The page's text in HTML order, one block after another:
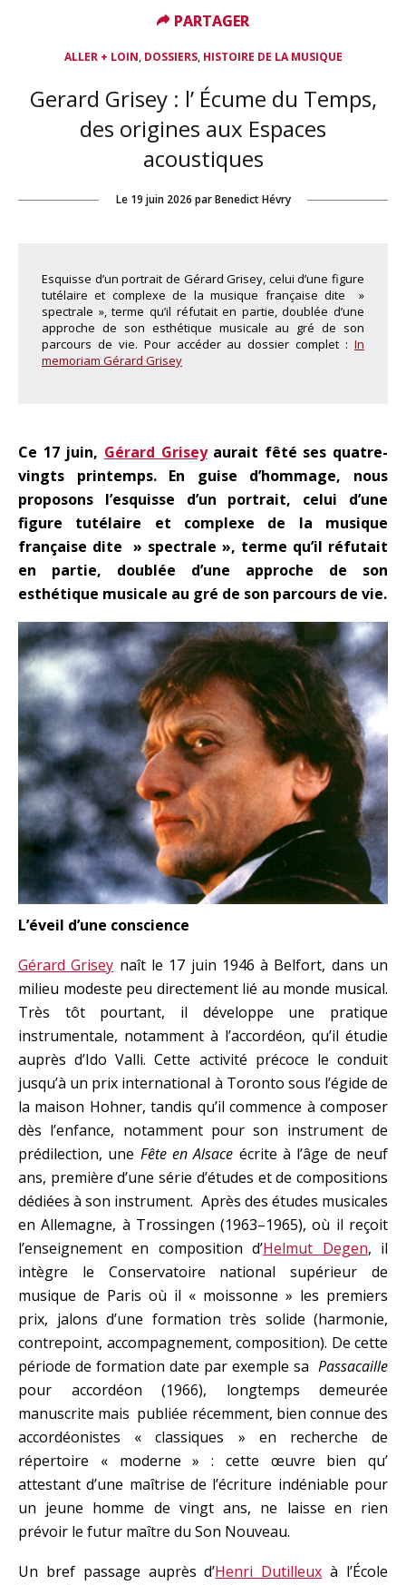
ALLER + LOIN, DOSSIERS, HISTOIRE DE LA MUSIQUE
Gerard Grisey : l’ Écume du Temps,
des origines aux Espaces
acoustiques
Le 19 juin 2026 par Benedict Hévry
Esquisse d’un portrait de Gérard Grisey, celui d’une figure
tutélaire et complexe de la musique française dite »
spectrale », terme qu’il réfutait en partie, doublée d’une
approche de son esthétique musicale au gré de son
parcours de vie. Pour accéder au dossier complet : In
memoriam Gérard Grisey
PARTAGER
Ce 17 juin, Gérard Griseyaurait fêté ses quatre-
vingts printemps. En guise d’hommage, nous
proposons l’esquisse d’un portrait, celui d’une
figure tutélaire et complexe de la musique
française dite » spectrale », terme qu’il réfutait
en partie, doublée d’une approche de son
esthétique musicale au gré de son parcours de vie.
L’éveil d’une conscience
Gérard Grisey naît le 17 juin 1946 à Belfort, dans un
milieu modeste peu directement lié au monde musical.
Très tôt pourtant, il développe une pratique
instrumentale, notamment à l’accordéon, qu’il étudie
auprès d’Ido Valli. Cette activité précoce le conduit
jusqu’à un prix international à Toronto sous l’égide de
la maison Hohner, tandis qu’il commence à composer
dès l’enfance, notamment pour son instrument de
prédilection, une Fête en Alsace écrite à l’âge de neuf
ans, première d’une série d’études et de compositions
dédiées à son instrument. Après des études musicales
en Allemagne, à Trossingen (1963–1965), où il reçoit
l’enseignement en composition d’Helmut Degen, il
intègre le Conservatoire national supérieur de
musique de Paris où il « moissonne » les premiers
prix, jalons d’une formation très solide (harmonie,
contrepoint, accompagnement, composition). De cette
période de formation date par exemple sa Passacaille
pour accordéon (1966), longtemps demeurée
manuscrite mais publiée récemment, bien connue des
accordéonistes « classiques » en recherche de
répertoire « moderne » : cette œuvre bien qu’
attestant d’une maîtrise de l’écriture indéniable pour
un jeune homme de vingt ans, ne laisse en rien
prévoir le futur maître du Son Nouveau.
Un bref passage auprès d’Henri Dutilleux à l’École
PARTAGER